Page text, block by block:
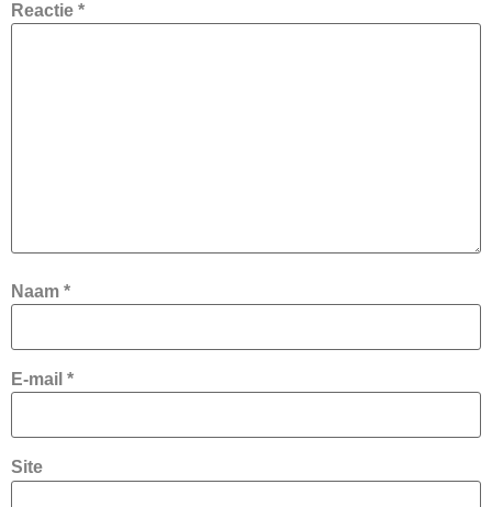
Reactie *
Naam *
E-mail *
Site